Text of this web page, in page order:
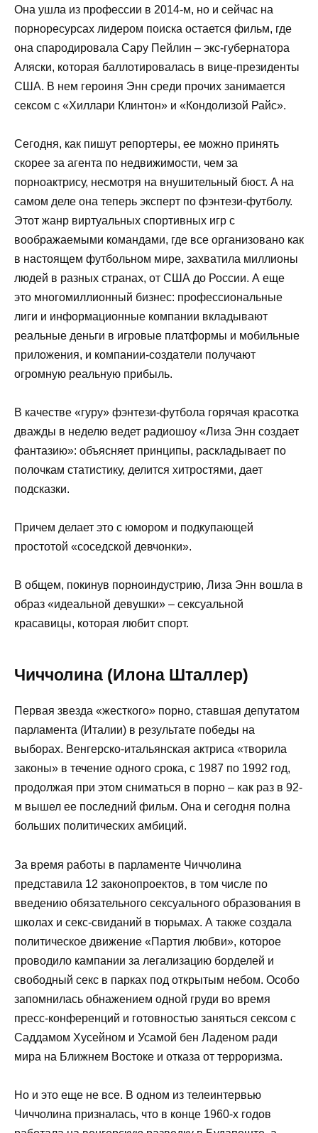
Она ушла из профессии в 2014-м, но и сейчас на
порноресурсах лидером поиска остается фильм, где
она спародировала Сару Пейлин – экс-губернатора
Аляски, которая баллотировалась в вице-президенты
США. В нем героиня Энн среди прочих занимается
сексом с «Хиллари Клинтон» и «Кондолизой Райс».
Сегодня, как пишут репортеры, ее можно принять
скорее за агента по недвижимости, чем за
порноактрису, несмотря на внушительный бюст. А на
самом деле она теперь эксперт по фэнтези-футболу.
Этот жанр виртуальных спортивных игр с
воображаемыми командами, где все организовано как
в настоящем футбольном мире, захватила миллионы
людей в разных странах, от США до России. А еще
это многомиллионный бизнес: профессиональные
лиги и информационные компании вкладывают
реальные деньги в игровые платформы и мобильные
приложения, и компании-создатели получают
огромную реальную прибыль.
В качестве «гуру» фэнтези-футбола горячая красотка
дважды в неделю ведет радиошоу «Лиза Энн создает
фантазию»: объясняет принципы, раскладывает по
полочкам статистику, делится хитростями, дает
подсказки.
Причем делает это с юмором и подкупающей
простотой «соседской девчонки».
В общем, покинув порноиндустрию, Лиза Энн вошла в
образ «идеальной девушки» – сексуальной
красавицы, которая любит спорт.
Чиччолина (Илона Шталлер)
Первая звезда «жесткого» порно, ставшая депутатом
парламента (Италии) в результате победы на
выборах. Венгерско-итальянская актриса «творила
законы» в течение одного срока, с 1987 по 1992 год,
продолжая при этом сниматься в порно – как раз в 92-
м вышел ее последний фильм. Она и сегодня полна
больших политических амбиций.
За время работы в парламенте Чиччолина
представила 12 законопроектов, в том числе по
введению обязательного сексуального образования в
школах и секс-свиданий в тюрьмах. А также создала
политическое движение «Партия любви», которое
проводило кампании за легализацию борделей и
свободный секс в парках под открытым небом. Особо
запомнилась обнажением одной груди во время
пресс-конференций и готовностью заняться сексом с
Саддамом Хусейном и Усамой бен Ладеном ради
мира на Ближнем Востоке и отказа от терроризма.
Но и это еще не все. В одном из телеинтервью
Чиччолина призналась, что в конце 1960-х годов